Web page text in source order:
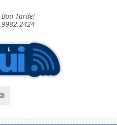
Tarde!